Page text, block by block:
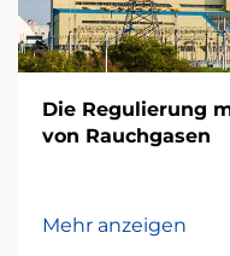
Die Regulierung
von Rauchgasen
Mehr anzeigen